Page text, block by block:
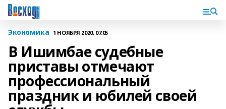
Экономика 1 НОЯБРЯ 2020, 07:05
В Ишимбае судебные
приставы отмечают
профессиональный
праздник и юбилей своей